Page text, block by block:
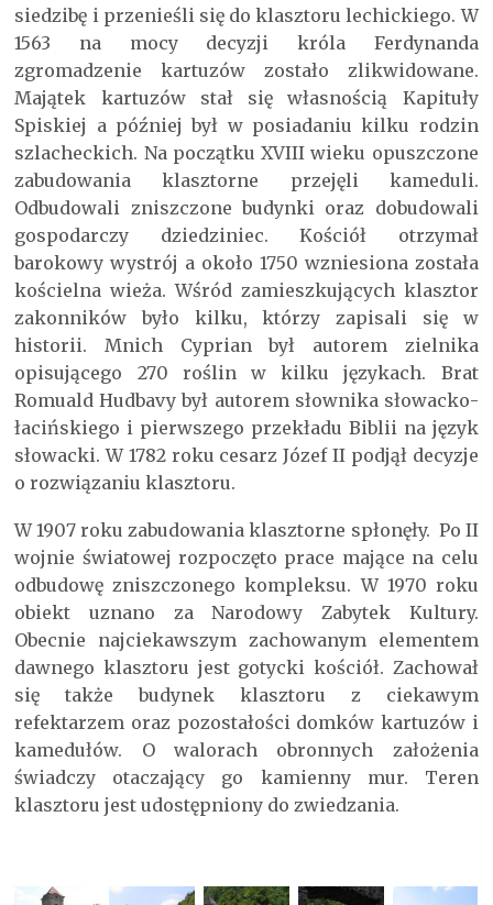
siedzibę i przenieśli się do klasztoru lechickiego. W
1563 na mocy decyzji króla Ferdynanda
zgromadzenie kartuzów zostało zlikwidowane.
Majątek kartuzów stał się własnością Kapituły
Spiskiej a później był w posiadaniu kilku rodzin
szlacheckich. Na początku XVIII wieku opuszczone
zabudowania klasztorne przejęli kameduli.
Odbudowali zniszczone budynki oraz dobudowali
gospodarczy dziedziniec. Kościół otrzymał
barokowy wystrój a około 1750 wzniesiona została
kościelna wieża. Wśród zamieszkujących klasztor
zakonników było kilku, którzy zapisali się w
historii. Mnich Cyprian był autorem zielnika
opisującego 270 roślin w kilku językach. Brat
Romuald Hudbavy był autorem słownika słowacko-
łacińskiego i pierwszego przekładu Biblii na język
słowacki. W 1782 roku cesarz Józef II podjął decyzje
o rozwiązaniu klasztoru.
W 1907 roku zabudowania klasztorne spłonęły. Po II
wojnie światowej rozpoczęto prace mające na celu
odbudowę zniszczonego kompleksu. W 1970 roku
obiekt uznano za Narodowy Zabytek Kultury.
Obecnie najciekawszym zachowanym elementem
dawnego klasztoru jest gotycki kościół. Zachował
się także budynek klasztoru z ciekawym
refektarzem oraz pozostałości domków kartuzów i
kamedułów. O walorach obronnych założenia
świadczy otaczający go kamienny mur. Teren
klasztoru jest udostępniony do zwiedzania.